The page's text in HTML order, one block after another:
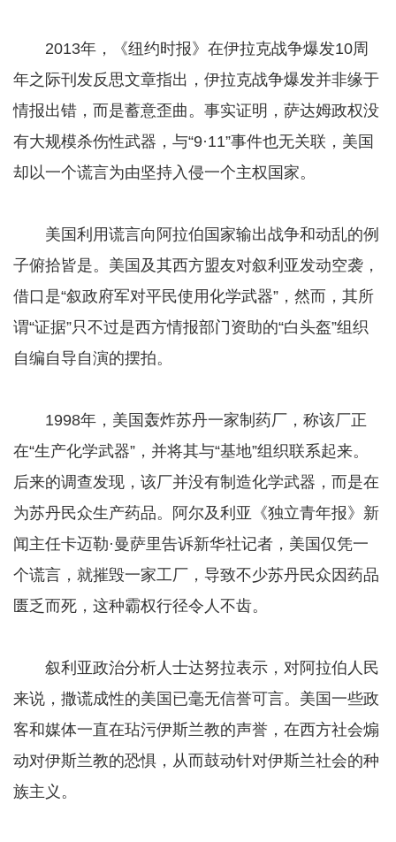
2013年，《纽约时报》在伊拉克战争爆发10周
年之际刊发反思文章指出，伊拉克战争爆发并非缘于
情报出错，而是蓄意歪曲。事实证明，萨达姆政权没
有大规模杀伤性武器，与“9·11”事件也无关联，美国
却以一个谎言为由坚持入侵一个主权国家。
美国利用谎言向阿拉伯国家输出战争和动乱的例
子俯拾皆是。美国及其西方盟友对叙利亚发动空袭，
借口是“叙政府军对平民使用化学武器”，然而，其所
谓“证据”只不过是西方情报部门资助的“白头盔”组织
自编自导自演的摆拍。
1998年，美国轰炸苏丹一家制药厂，称该厂正
在“生产化学武器”，并将其与“基地”组织联系起来。
后来的调查发现，该厂并没有制造化学武器，而是在
为苏丹民众生产药品。阿尔及利亚《独立青年报》新
闻主任卡迈勒·曼萨里告诉新华社记者，美国仅凭一
个谎言，就摧毁一家工厂，导致不少苏丹民众因药品
匮乏而死，这种霸权行径令人不齿。
叙利亚政治分析人士达努拉表示，对阿拉伯人民
来说，撒谎成性的美国已毫无信誉可言。美国一些政
客和媒体一直在玷污伊斯兰教的声誉，在西方社会煽
动对伊斯兰教的恐惧，从而鼓动针对伊斯兰社会的种
族主义。